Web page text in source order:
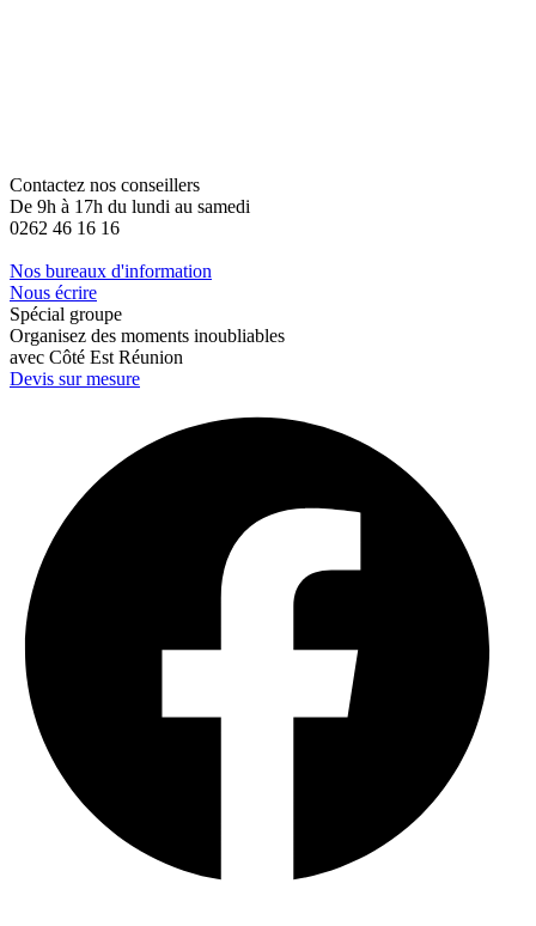
Contactez nos conseillers
De 9h à 17h du lundi au samedi
0262 46 16 16
Nos bureaux d'information
Nous écrire
Spécial groupe
Organisez des moments inoubliables
avec Côté Est Réunion
Devis sur mesure